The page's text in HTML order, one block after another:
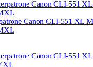
Canon CLI-551 XL